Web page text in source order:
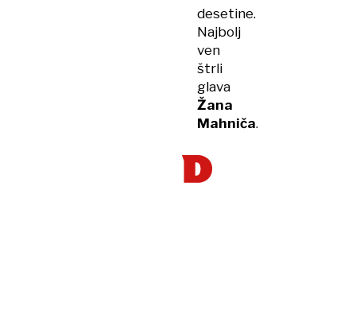
desetine.
Najbolj
ven
štrli
glava
Žana
Mahniča.